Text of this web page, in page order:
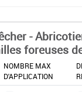
-
foreuses
NOMBRE MAX
D'APPLICATION